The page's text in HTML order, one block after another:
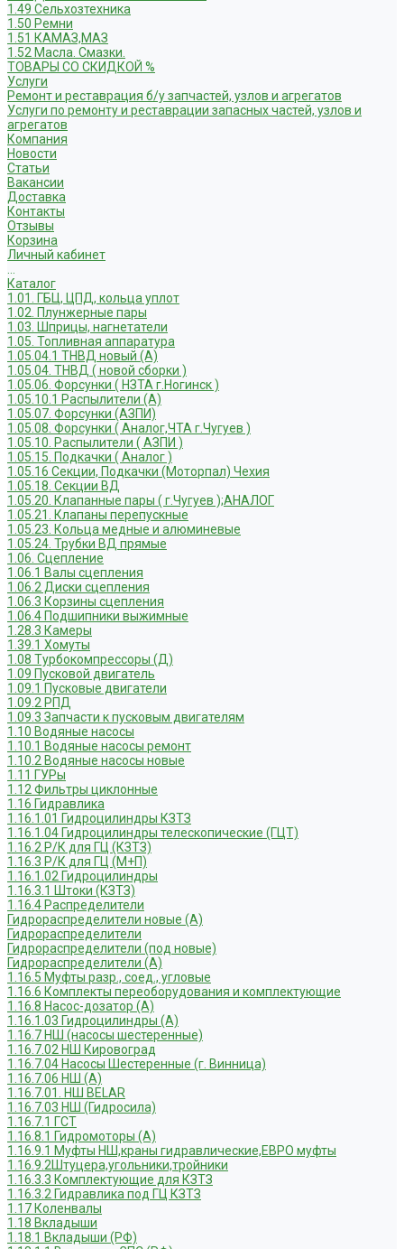
1.49 Сельхозтехника
1.50 Ремни
1.51 КАМАЗ,МАЗ
1.52 Масла. Смазки.
ТОВАРЫ СО СКИДКОЙ %
Услуги
Ремонт и реставрация б/у запчастей, узлов и агрегатов
Услуги по ремонту и реставрации запасных частей, узлов и
агрегатов
Компания
Новости
Статьи
Вакансии
Доставка
Контакты
Отзывы
Корзина
Личный кабинет
Каталог
1.01. ГБЦ, ЦПД, кольца уплот
1.02. Плунжерные пары
1.03. Шприцы, нагнетатели
1.05. Топливная аппаратура
1.05.04.1 ТНВД новый (А)
1.05.04. ТНВД ( новой сборки )
1.05.06. Форсунки ( НЗТА г.Ногинск )
1.05.10.1 Распылители (А)
1.05.07. Форсунки (АЗПИ)
1.05.08. Форсунки ( Аналог,ЧТА г.Чугуев )
1.05.10. Распылители ( АЗПИ )
1.05.15. Подкачки ( Аналог )
1.05.16 Секции, Подкачки (Моторпал) Чехия
1.05.18. Секции ВД
1.05.20. Клапанные пары ( г.Чугуев );АНАЛОГ
1.05.21. Клапаны перепускные
1.05.23. Кольца медные и алюминевые
1.05.24. Трубки ВД прямые
1.06. Сцепление
1.06.1 Валы сцепления
1.06.2 Диски сцепления
1.06.3 Корзины сцепления
1.06.4 Подшипники выжимные
1.28.3 Камеры
1.39.1 Хомуты
1.08 Турбокомпрессоры (Д)
1.09 Пусковой двигатель
1.09.1 Пусковые двигатели
1.09.2 РПД
1.09.3 Запчасти к пусковым двигателям
1.10 Водяные насосы
1.10.1 Водяные насосы ремонт
1.10.2 Водяные насосы новые
1.11 ГУРы
1.12 Фильтры циклонные
1.16 Гидравлика
1.16.1.01 Гидроцилиндры КЗТЗ
1.16.1.04 Гидроцилиндры телескопические (ГЦТ)
1.16.2 Р/К для ГЦ (КЗТЗ)
1.16.3 Р/К для ГЦ (М+П)
1.16.1.02 Гидроцилиндры
1.16.3.1 Штоки (КЗТЗ)
1.16.4 Распределители
Гидрораспределители новые (А)
Гидрораспределители
Гидрораспределители (под новые)
Гидрораспределители (А)
1.16.5 Муфты разр., соед., угловые
1.16.6 Комплекты переоборудования и комплектующие
1.16.8 Насос-дозатор (А)
1.16.1.03 Гидроцилиндры (А)
1.16.7 НШ (насосы шестеренные)
1.16.7.02 НШ Кировоград
1.16.7.04 Насосы Шестеренные (г. Винница)
1.16.7.06 НШ (А)
1.16.7.01. НШ BELAR
1.16.7.03 НШ (Гидросила)
1.16.7.1 ГСТ
1.16.8.1 Гидромоторы (А)
1.16.9.1 Муфты НШ,краны гидравлические,ЕВРО муфты
1.16.9.2Штуцера,угольники,тройники
1.16.3.3 Комплектующие для КЗТЗ
1.16.3.2 Гидравлика под ГЦ КЗТЗ
1.17 Коленвалы
1.18 Вкладыши
1.18.1 Вкладыши (РФ)